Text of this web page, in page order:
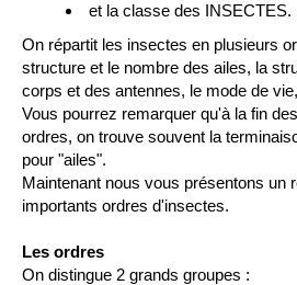
et la classe des INSECTES.
On répartit les insectes en plusieurs
structure et le nombre des ailes, la
corps et des antennes, le mode de
Vous pourrez remarquer qu'à la fin
ordres, on trouve souvent la
pour "ailes".
Maintenant nous vous présentons un
importants ordres d'insectes.
Les ordres
On distingue 2 grands groupes :